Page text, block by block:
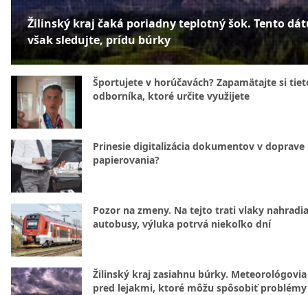
Žilinský kraj čaká poriadny teplotný šok. Tento
však sledujte, prídu búrky
Športujete v horúčavách? Zapamätajte si
odborníka, ktoré určite využijete
Prinesie digitalizácia dokumentov v doprave
papierovania?
Pozor na zmeny. Na tejto trati vlaky nahradia
autobusy, výluka potrvá niekoľko dní
Žilinský kraj zasiahnu búrky.
pred lejakmi, ktoré môžu spôsobiť problémy